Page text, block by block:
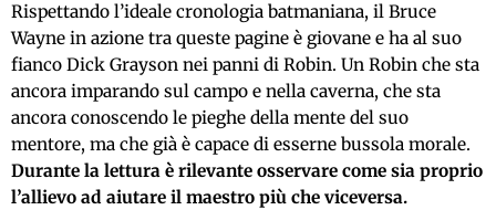
Rispettando l’ideale cronologia batmaniana, il Bruce
Wayne in azione tra queste pagine è giovane e ha al suo
fianco Dick Grayson nei panni di Robin. Un Robin che sta
ancora imparando sul campo e nella caverna, che sta
ancora conoscendo le pieghe della mente del suo
mentore, ma che già è capace di esserne bussola morale.
Durante la lettura è rilevante osservare come sia proprio
l’allievo ad aiutare il maestro più che viceversa.